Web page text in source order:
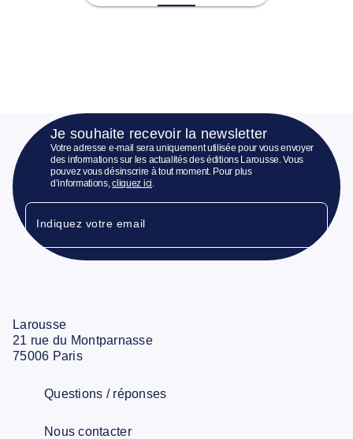
Je souhaite recevoir la newsletter
Votre adresse e-mail sera uniquement utilisée pour vous envoyer
des informations sur les actualités des éditions Larousse. Vous
pouvez vous désinscrire à tout moment. Pour plus
d’informations,cliquez ici.
Indiquez votre email
Larousse
21 rue du Montparnasse
75006 Paris
Questions / réponses
Nous contacter